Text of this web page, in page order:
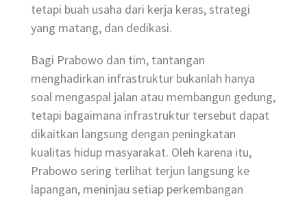
tetapi buah usaha dari kerja keras, strategi
yang matang, dan dedikasi.
Bagi Prabowo dan tim, tantangan
menghadirkan infrastruktur bukanlah hanya
soal mengaspal jalan atau membangun gedung,
tetapi bagaimana infrastruktur tersebut dapat
dikaitkan langsung dengan peningkatan
kualitas hidup masyarakat. Oleh karena itu,
Prabowo sering terlihat terjun langsung ke
lapangan, meninjau setiap perkembangan